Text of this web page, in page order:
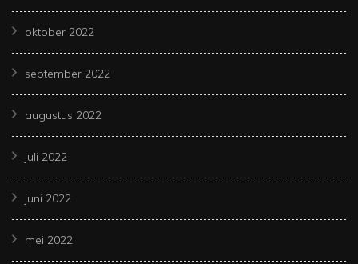
oktober 2022
september 2022
augustus 2022
juli 2022
juni 2022
mei 2022